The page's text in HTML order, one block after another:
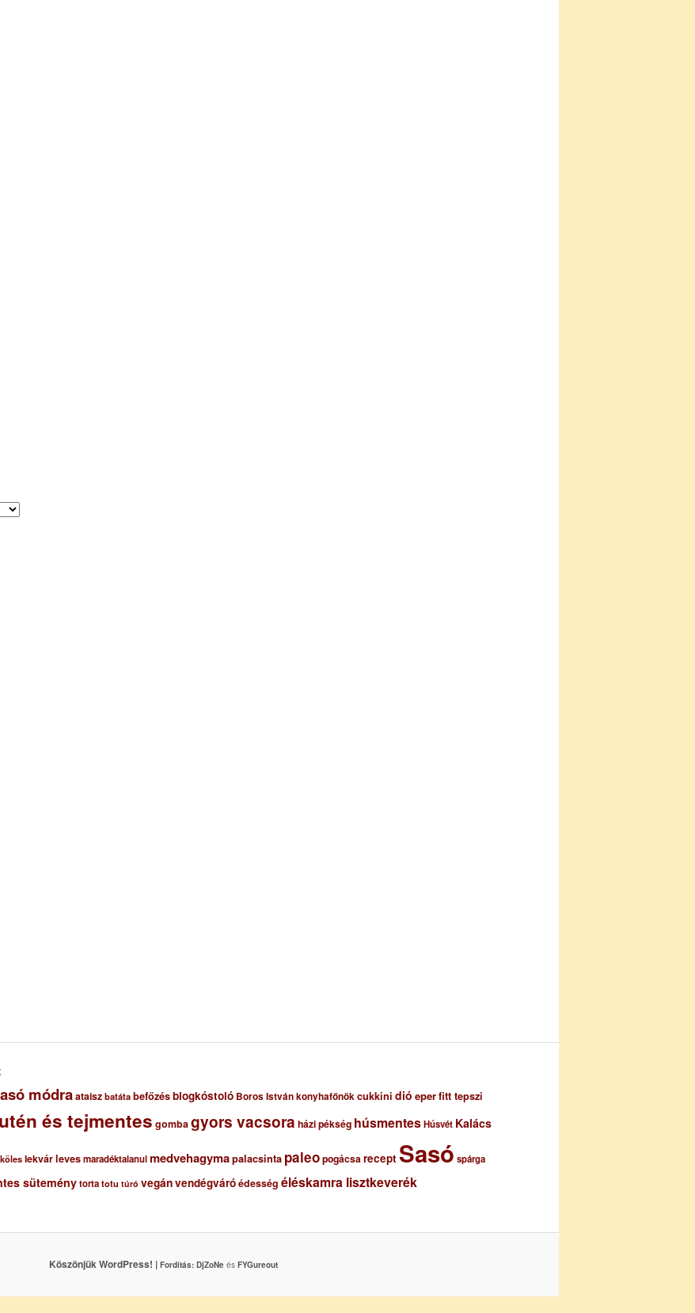
módraataisz batáta befőzésblogkóstoló Boros István konyhafőnökcukkini dió eperfitt tepszi
és tejmentes gombagyors vacsora házi pékség húsmentesHúsvét Kalács
köles lekvárlevesmaradéktalanulmedvehagymapalacsinta paleopogácsarecept Sasó spárga
süteménytorta totu túró vegánvendégváróédesség éléskamra lisztkeverék
Köszönjük WordPress! | Fordítás: DjZoNeés FYGureout